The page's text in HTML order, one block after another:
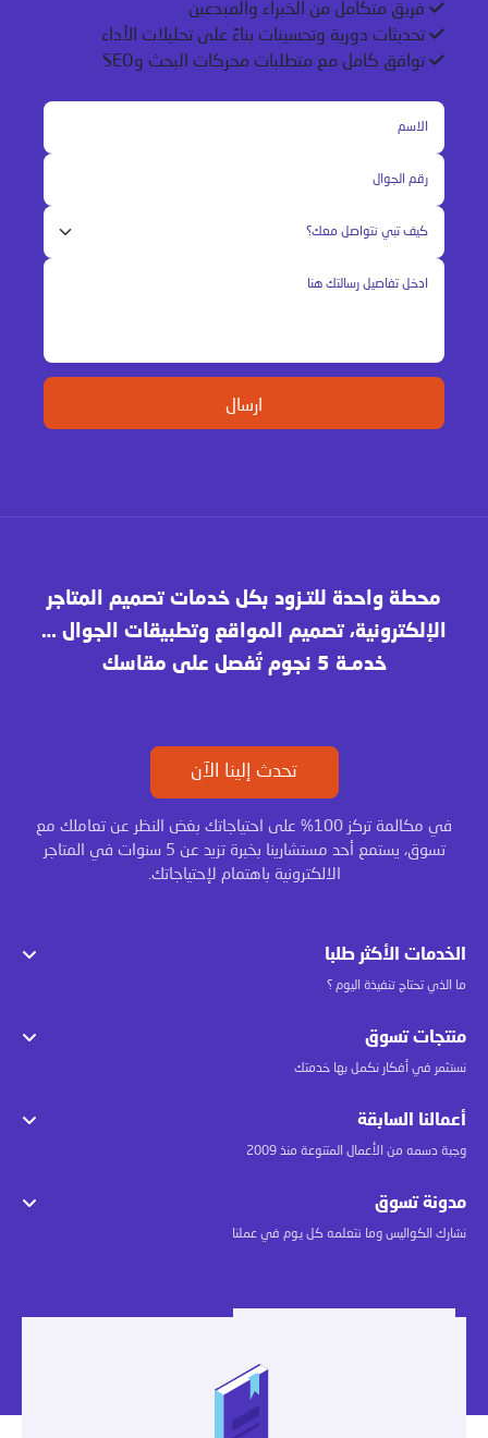
فريق متكامل من الخبراء والمبدعين
تحديثات دورية وتحسينات بناءً على تحليلات الأداء
توافق كامل مع متطلبات محركات البحث وSEO
محطة واحدة للتـزود بكل خدمات تصميم المتاجر
الإلكترونية، تصميم المواقع وتطبيقات الجوال …
خدمـة 5 نجوم تُفصل على مقاسك
تحدث إلينا الآن
في مكالمة تركز 100% على احتياجاتك بغض النظر عن تعاملك مع
تسوق، يستمع أحد مستشارينا بخبرة تزيد عن 5 سنوات في المتاجر
الالكترونية باهتمام لإحتياجاتك.
الخدمات الأكثر طلبا
ما الذي تحتاج تنفيذة اليوم ؟
منتجات تسوق
نستثمر في أفكار نكمل بها خدمتك
أعمالنا السابقة
وجبة دسمه من الأعمال المتنوعة منذ 2009
مدونة تسوق
نشارك الكواليس وما نتعلمه كل يوم في عملنا